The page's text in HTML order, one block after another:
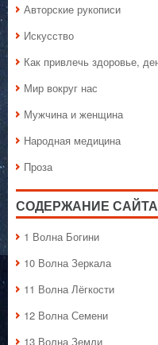
Авторские рукописи
Искусство
Как привлечь здоровье,
Мир вокруг нас
Мужчина и женщина
Народная медицина
Проза
СОДЕРЖАНИЕ
1 Волна Богини
10 Волна Зеркала
11 Волна Лёгкости
12 Волна Семени
13 Волна Земли